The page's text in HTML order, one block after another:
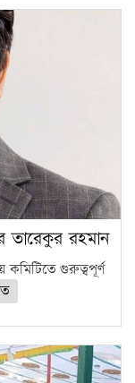
তারেকুর রহমান
কমিটিতে গুরুত্বপূর্ণ